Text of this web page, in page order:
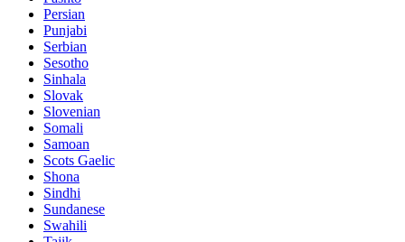
Persian
Punjabi
Serbian
Sesotho
Sinhala
Slovak
Slovenian
Somali
Samoan
Scots Gaelic
Shona
Sindhi
Sundanese
Swahili